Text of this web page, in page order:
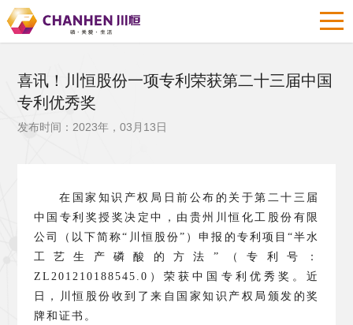
喜讯！川恒股份一项专利荣获第二十三届中国
专利优秀奖
发布时间：2023年，03月13日
在国家知识产权局日前公布的关于第二十三届
中国专利奖授奖决定中，由贵州川恒化工股份有限
公司（以下简称“川恒股份”）申报的专利项目“半水
工艺生产磷酸的方法”（专利号：
ZL201210188545.0）荣获中国专利优秀奖。近
日，川恒股份收到了来自国家知识产权局颁发的奖
牌和证书。